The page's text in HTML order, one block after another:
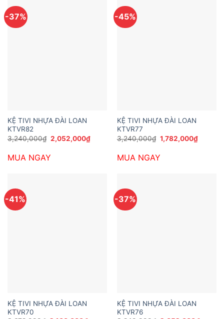
-37%
KỆ TIVI NHỰA ĐÀI LOAN
KTVR82
3,240,000₫ Giá
gốc
3,240,000₫.
2,052,000₫Giá
hiện
MUA NGAY
-45%
KỆ TIVI NHỰA ĐÀI LOAN
KTVR77
3,240,000₫ Giá
gốc
3,240,000₫.
1,782,000₫Giá
hiện
MUA NGAY
-41%
KỆ TIVI NHỰA ĐÀI LOAN
KTVR70
-37%
KỆ TIVI NHỰA ĐÀI LOAN
KTVR76